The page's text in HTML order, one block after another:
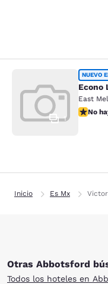
Econo
1
NUEVO
Econo
East
No hay
No
Inicio Es Mx
Otras Abbotsford
Todos los hoteles en